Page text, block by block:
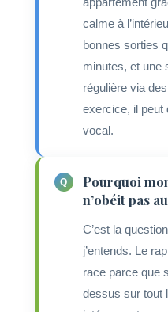
calme à
bonnes sorties
minutes, et une
régulière via
exercice, il peut
vocal.
Pourquoi
n’obéit pas
C’est la
j’entends. Le
race parce que
dessus sur tout